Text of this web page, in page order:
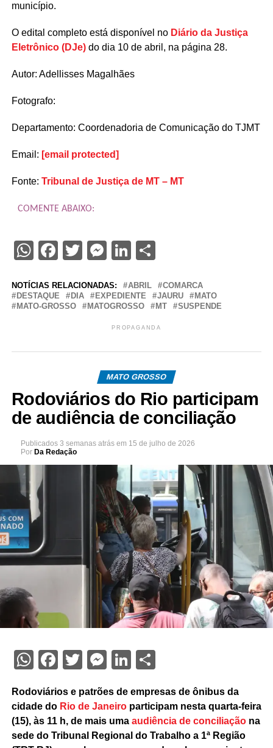
município.
O edital completo está disponível no Diário da Justiça
Eletrônico (DJe)do dia 10 de abril, na página 28.
Autor: Adellisses Magalhães
Fotografo:
Departamento: Coordenadoria de Comunicação do TJMT
Email: [email protected]
Fonte: Tribunal de Justiça de MT – MT
COMENTE ABAIXO:
WhatsApp
Facebook
TwitterMessenger
LinkedIn
NOTÍCIAS RELACIONADAS: ABRIL
COMARCA
DESTAQUE
DIA EXPEDIENTE JAURU
MATO
MATO-GROSSO
MATOGROSSO MT SUSPENDE
PROPAGANDA
MATO GROSSO
Rodoviários do Rio participam
de audiência de conciliação
Publicados 3 semanas atrás em 15 de julho de 2026
Por Da Redação
WhatsApp
Facebook
Twitter
Messenger
LinkedIn
Share
Rodoviários e patrões de empresas de ônibus da
cidade do Rio de Janeiroparticipam nesta quarta-feira
(15), às 11 h, de mais uma audiência de conciliaçãona
sede do Tribunal Regional do Trabalho a 1ª Região